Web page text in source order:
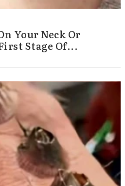
Your Neck Or
Stage Of...